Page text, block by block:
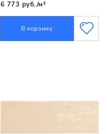
6 773 руб./м²
В корзину